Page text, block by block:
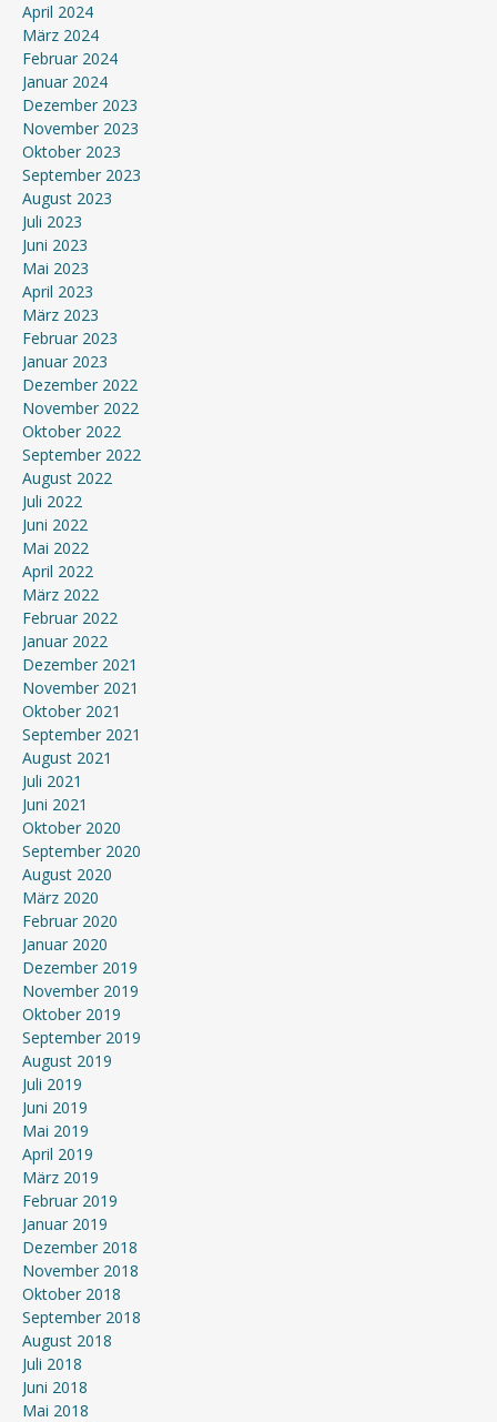
April 2024
März 2024
Februar 2024
Januar 2024
Dezember 2023
November 2023
Oktober 2023
September 2023
August 2023
Juli 2023
Juni 2023
Mai 2023
April 2023
März 2023
Februar 2023
Januar 2023
Dezember 2022
November 2022
Oktober 2022
September 2022
August 2022
Juli 2022
Juni 2022
Mai 2022
April 2022
März 2022
Februar 2022
Januar 2022
Dezember 2021
November 2021
Oktober 2021
September 2021
August 2021
Juli 2021
Juni 2021
Oktober 2020
September 2020
August 2020
März 2020
Februar 2020
Januar 2020
Dezember 2019
November 2019
Oktober 2019
September 2019
August 2019
Juli 2019
Juni 2019
Mai 2019
April 2019
März 2019
Februar 2019
Januar 2019
Dezember 2018
November 2018
Oktober 2018
September 2018
August 2018
Juli 2018
Juni 2018
Mai 2018